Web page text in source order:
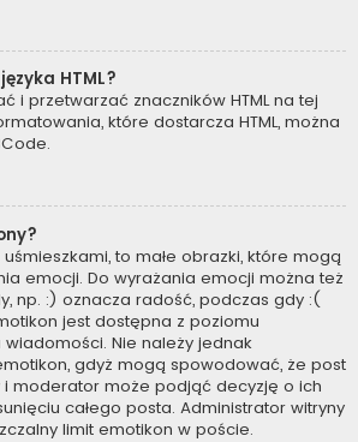
HTML?
i przetwarzać znaczników HTML na tej
które dostarcza HTML, można
to małe obrazki, które mogą
emocji. Do wyrażania emocji można też
np. :) oznacza radość, podczas gdy :(
jest dostępna z poziomu
Nie należy jednak
gdyż mogą spowodować, że post
i moderator może podjąć decyzję o ich
całego posta. Administrator witryny
limit emotikon w poście.